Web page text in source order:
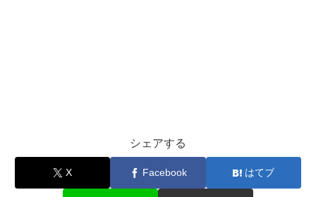
シェアする
X Facebook はてブ